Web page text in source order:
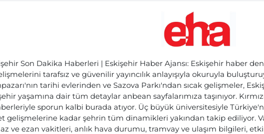
Son Dakika Haberleri | Eskişehir Haber Ajansı: Eskişehir haber
tarafsız ve güvenilir yayıncılık anlayışıyla okuruyla
tarihi evlerinden ve Sazova Parkı'ndan sıcak gelişmeler,
yaşamına dair tüm detaylar anbean sayfalarımıza taşınıyor.
sporun kalbi burada atıyor. Üç büyük üniversitesiyle
gelişmelerine kadar şehrin tüm dinamikleri yakından takip ediliyor.
ve ezan vakitleri, anlık hava durumu, tramvay ve ulaşım bilgileri,